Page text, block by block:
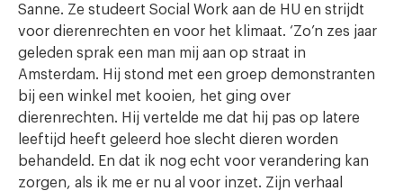
Sanne. Ze studeert Social Work aan de HU en strijdt
voor dierenrechten en voor het klimaat. ‘Zo’n zes jaar
geleden sprak een man mij aan op straat in
Amsterdam. Hij stond met een groep demonstranten
bij een winkel met kooien, het ging over
dierenrechten. Hij vertelde me dat hij pas op latere
leeftijd heeft geleerd hoe slecht dieren worden
behandeld. En dat ik nog echt voor verandering kan
zorgen, als ik me er nu al voor inzet. Zijn verhaal